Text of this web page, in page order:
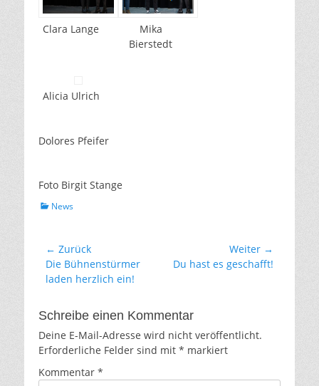
Clara Lange
Mika
Bierstedt
Alicia Ulrich
Dolores Pfeifer
Foto Birgit Stange
Kategorien
News
Beitragsnavigation
← Zurück
Vorhergehender
Beitrag:
Die Bühnenstürmer
laden herzlich ein!
Weiter →
Nächster
Du hast es geschafft!
Schreibe einen Kommentar
Deine E-Mail-Adresse wird nicht veröffentlicht.
Erforderliche Felder sind mit * markiert
Kommentar *